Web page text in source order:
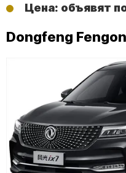
Цена: объявят
Dongfeng